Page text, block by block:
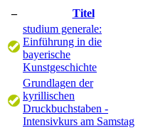
– Titel
studium generale:
Einführung in die
bayerische
Kunstgeschichte
Grundlagen der
kyrillischen
Druckbuchstaben -
Intensivkurs am Samstag